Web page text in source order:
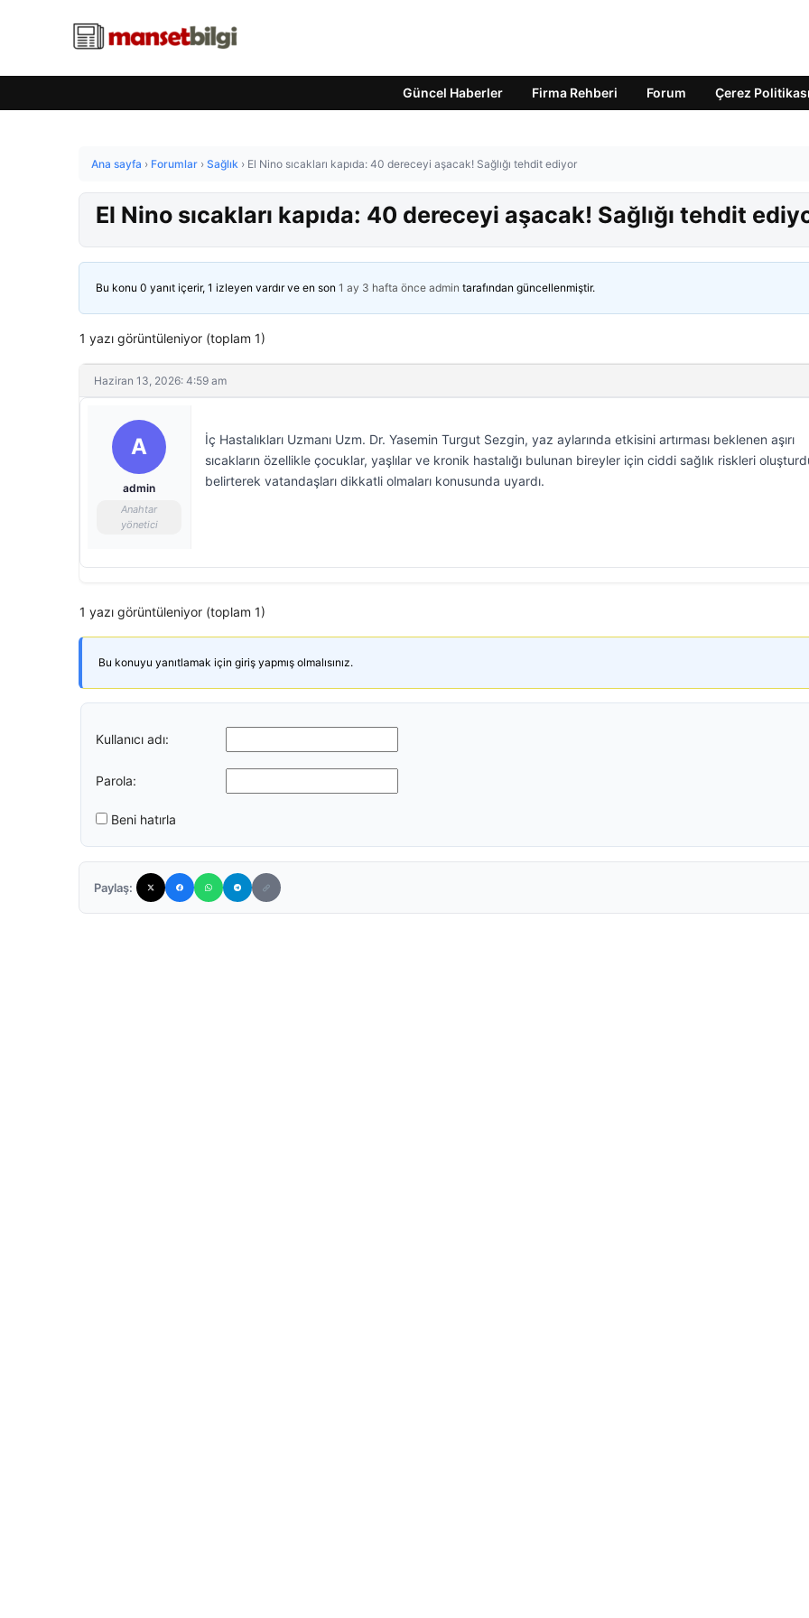
Güncel Haberler Firma Rehberi Forum Çerez Politikası
Ana sayfa › Forumlar › Sağlık › El Nino sıcakları kapıda: 40 dereceyi aşacak! Sağlığı tehdit ediyor
El Nino sıcakları kapıda: 40 dereceyi aşacak! Sağlığı tehdit
Bu konu 0 yanıt içerir, 1 izleyen vardır ve en son 1 ay 3 hafta önce admin tarafından güncellenmiştir.
1 yazı görüntüleniyor (toplam 1)
Haziran 13, 2026: 4:59 am
A
admin
Anahtar
yönetici
İç Hastalıkları Uzmanı Uzm. Dr. Yasemin Turgut Sezgin, yaz aylarında etkisini artırması beklenen aşırı
sıcakların özellikle çocuklar, yaşlılar ve kronik hastalığı bulunan bireyler için ciddi sağlık riskleri
belirterek vatandaşları dikkatli olmaları konusunda uyardı.
1 yazı görüntüleniyor (toplam 1)
Bu konuyu yanıtlamak için giriş yapmış olmalısınız.
Kullanıcı adı:
Parola:
Beni hatırla
Paylaş: